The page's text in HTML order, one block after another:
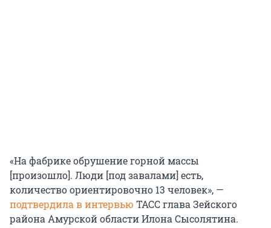
«На фабрике обрушение горной массы
[произошло]. Люди [под завалами] есть,
количество ориентировочно 13 человек», —
подтвердила в интервью ТАСС глава Зейского
района Амурской области Илона Сысолятина.